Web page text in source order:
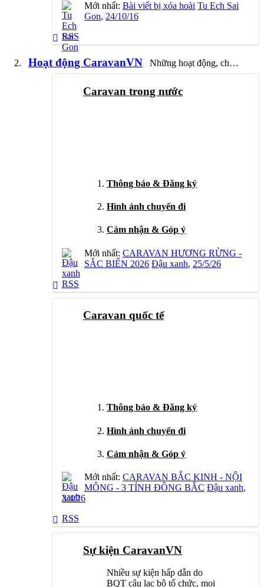
Mới nhất: Bài viết bị xóa hoài Tu Ech Sai
Gon, 24/10/16
RSS
Hoạt động CaravanVN Những hoạt động, chuyến đi chính thức được BQT CaravanVN tổ chức sẽ được post với tên
Caravan trong nước
Thông báo & Đăng ký
Hình ảnh chuyến đi
Cảm nhận & Góp ý
Mới nhất: CARAVAN HƯƠNG RỪNG -
SẮC BIỂN 2026 Đậu xanh, 25/5/26
RSS
Caravan quốc tế
Thông báo & Đăng ký
Hình ảnh chuyến đi
Cảm nhận & Góp ý
Mới nhất: CARAVAN BẮC KINH - NỘI
MÔNG - 3 TỈNH ĐÔNG BẮC Đậu xanh,
3/4/26
RSS
Sự kiện CaravanVN
Nhiều sự kiện hấp dẫn do
BQT câu lạc bộ tổ chức, mọi